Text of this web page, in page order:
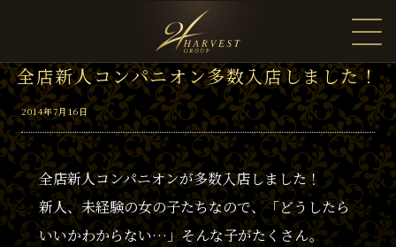
全店新人コンパニオン多数入店しました！
2014年7月16日
全店新人コンパニオンが多数入店しました！
新人、未経験の女の子たちなので、「どうしたら
いいかわからない…」そんな子がたくさん。